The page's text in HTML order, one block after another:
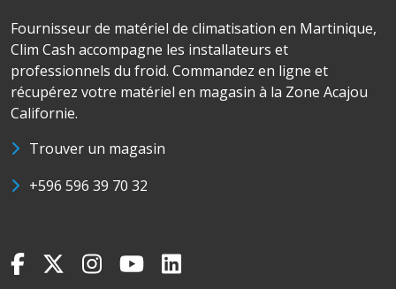
Poids : 66KG(146LB)
Condenseur : Y
Contacteur : Y
Chauffage du carter : Y
Pressostat haute pression : Y
Pressostat basse pression : Y
Condensateur de marche : Y
Moteur du ventilateur Qté : 1
Fournisseur de matériel de climatisation en Martinique,
Clim Cash accompagne les installateurs et
professionnels du froid. Commandez en ligne et
récupérez votre matériel en magasin à la Zone Acajou
Californie.
Trouver un magasin
+596 596 39 70 32